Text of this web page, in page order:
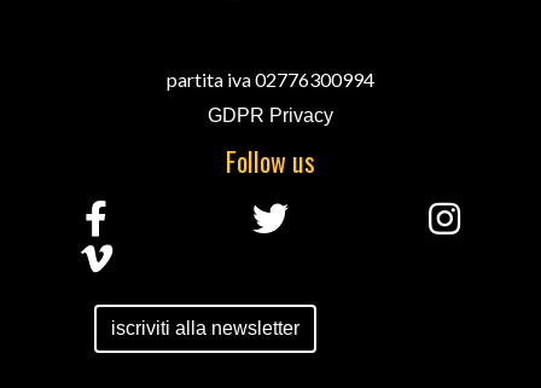
partita iva 02776300994
GDPR Privacy
Follow us
iscriviti alla newsletter